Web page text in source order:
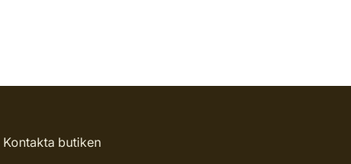
Kontakta butiken